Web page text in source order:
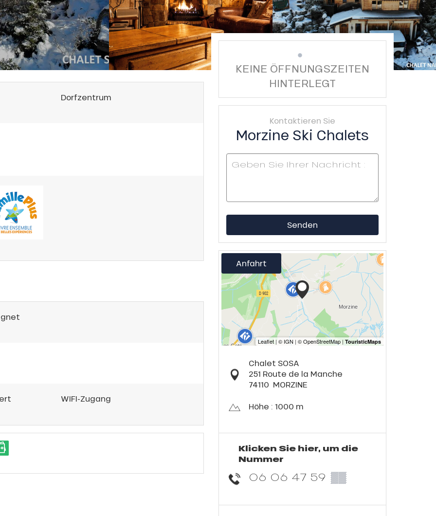
Dorfzentrum
WIFI-Zugang
KEINE ÖFFNUNGSZEITEN
HINTERLEGT
Kontaktieren Sie
Morzine Ski Chalets
Senden
Anfahrt
Chalet SOSA
251 Route de la Manche
74110 MORZINE
Höhe : 1000 m
Klicken Sie hier, um die
Nummer
06 06 47 59 ▒▒